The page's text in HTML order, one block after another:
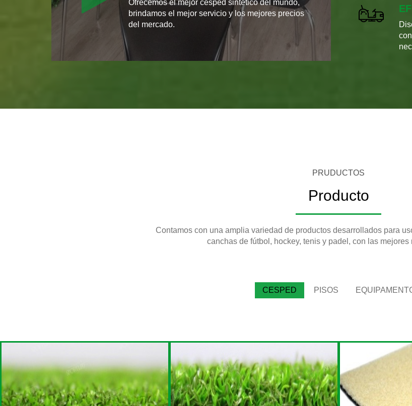
Ofrecemos el mejor césped sintético del mundo,
brindamos el mejor servicio y los mejores precios
del mercado.
PRUDUCTOS
Producto
Contamos con una amplia variedad de productos desarrollados para
canchas de fútbol, hockey, tenis y padel, con las mejores
CESPED PISOS